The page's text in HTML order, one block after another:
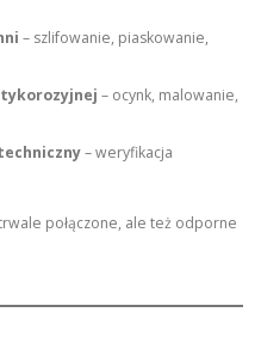
– szlifowanie, piaskowanie,
– ocynk, malowanie,
– weryfikacja
połączone, ale też odporne